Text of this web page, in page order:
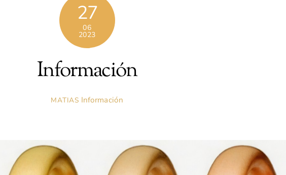
27
06
2023
Información
MATIAS Información